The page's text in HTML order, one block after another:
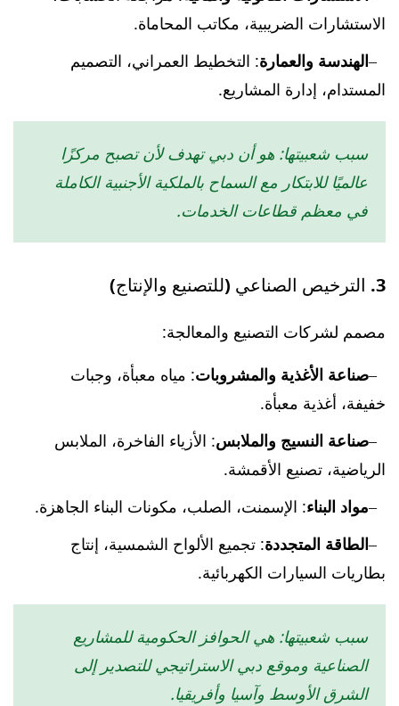
الاستشارات الضريبية، مكاتب المحاماة.
الهندسة والعمارة: التخطيط العمراني، التصميم
المستدام، إدارة المشاريع.
سبب شعبيتها: هو أن دبي تهدف لأن تصبح مركزًا
عالميًا للابتكار مع السماح بالملكية الأجنبية الكاملة
في معظم قطاعات الخدمات.
3. الترخيص الصناعي (للتصنيع والإنتاج)
مصمم لشركات التصنيع والمعالجة:
صناعة الأغذية والمشروبات: مياه معبأة، وجبات
خفيفة، أغذية معبأة.
صناعة النسيج والملابس: الأزياء الفاخرة، الملابس
الرياضية، تصنيع الأقمشة.
مواد البناء: الإسمنت، الصلب، مكونات البناء الجاهزة.
الطاقة المتجددة: تجميع الألواح الشمسية، إنتاج
بطاريات السيارات الكهربائية.
سبب شعبيتها: هي الحوافز الحكومية للمشاريع
الصناعية وموقع دبي الاستراتيجي للتصدير إلى
الشرق الأوسط وآسيا وأفريقيا.